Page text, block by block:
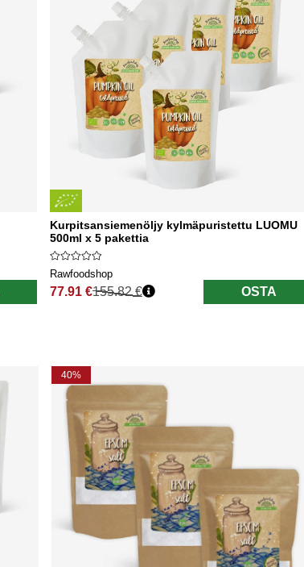
Kurpitsansiemenöljy kylmäpuristettu LUOMU
500ml x 5 pakettia
Rawfoodshop
77.91 €
Normaali hinta
155.82 € OSTA
40%